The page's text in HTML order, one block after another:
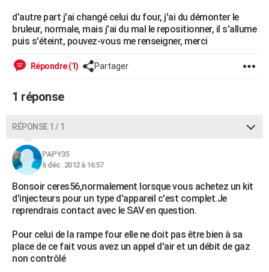
Art de vivre
Bien-être
Loisirs
ModeModes de vie
SANTE
Alimentation
Guide de la santé
Maladies
Médicaments
Sommeil
VOYAGE
Destinations
City break
Voyage nature
Voyage de noces
Forum
Climat
PHOTO
Carte de Noël
Carte Bonne année
Carte Saint-Valentin
Carte Pâques
Carte d'anniversaire
DICTIONNAIRE
Dictionnaire
Biographies
Citations
Expressions
Proverbes
PROGRAMME TV
COPAINS D'AVANT
S'inscrire
Se connecter
Lycées
Collèges
Primaires
Universités
Entreprises
Service militaire
Avis de recherche
AVIS DE DÉCÈS
FORUM
d'autre part j'ai changé celui du four, j'ai du démonter le
bruleur, normale, mais j'ai du mal le repositionner, il s'allume
puis s'éteint, pouvez-vous me renseigner, merci
Répondre (1) Partager
1 réponse
RÉPONSE 1 / 1
PAPY35
6 déc. 2012 à 16:57
Bonsoir ceres56,normalement lorsque vous achetez un kit
d'injecteurs pour un type d'appareil c'est complet.Je
reprendrais contact avec le SAV en question.
Pour celui de la rampe four elle ne doit pas être bien à sa
place de ce fait vous avez un appel d'air et un débit de gaz
non contrôlé